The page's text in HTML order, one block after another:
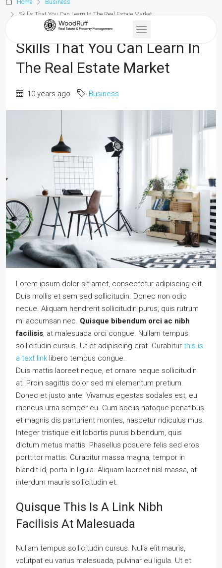
Home
Business
Skills That You Can Learn In The Real Estate Market
Skills That You Can Learn In
The Real Estate Market
10 years ago Business
Lorem ipsum dolor sit amet, consectetur adipiscing elit.
Duis mollis et sem sed sollicitudin. Donec non odio
neque. Aliquam hendrerit sollicitudin purus, quis rutrum
mi accumsan nec. Quisque bibendum orci ac nibh
facilisis, at malesuada orci congue. Nullam tempus
sollicitudin cursus. Ut et adipiscing erat. Curabitur this is
a text link libero tempus congue.
Duis mattis laoreet neque, et ornare neque sollicitudin
at. Proin sagittis dolor sed mi elementum pretium.
Donec et justo ante. Vivamus egestas sodales est, eu
rhoncus urna semper eu. Cum sociis natoque penatibus
et magnis dis parturient montes, nascetur ridiculus mus.
Integer tristique elit lobortis purus bibendum, quis
dictum metus mattis. Phasellus posuere felis sed eros
porttitor mattis. Curabitur massa magna, tempor in
blandit id, porta in ligula. Aliquam laoreet nisl massa, at
interdum mauris sollicitudin et.
Quisque This Is A Link Nibh
Facilisis At Malesuada
Nullam tempus sollicitudin cursus. Nulla elit mauris,
volutpat eu varius malesuada, pulvinar eu ligula. Ut et